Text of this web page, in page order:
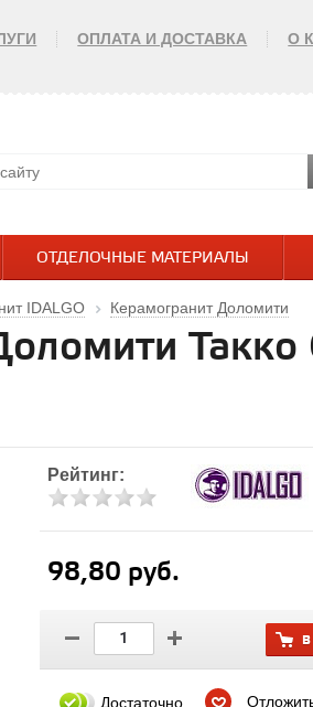
ОПЛАТА И ДОСТАВКА О
ОТДЕЛОЧНЫЕ МАТЕРИАЛЫ
IDALGO Керамогранит Доломити
Такко
Рейтинг:
98,80 руб.
Достаточно